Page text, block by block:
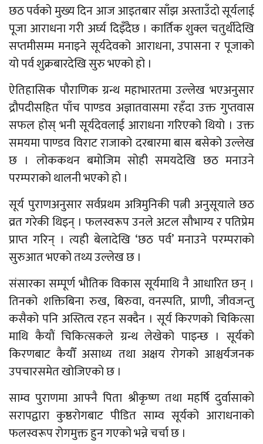
छठ पर्वको मुख्य दिन आज आइतबार साँझ अस्ताउँदो सूर्यलाई
पूजा आराधना गरी अर्घ्य दिइँदैछ । कार्तिक शुक्ल चतुर्थीदेखि
सप्तमीसम्म मनाइने सूर्यदेवको आराधना, उपासना र पूजाको
यो पर्व शुक्रबारदेखि सुरु भएको हो ।
ऐतिहासिक पौराणिक ग्रन्थ महाभारतमा उल्लेख भएअनुसार
द्रौपदीसहित पाँच पाण्डव अज्ञातवासमा रहँदा उक्त गुप्तवास
सफल होस् भनी सूर्यदेवलाई आराधना गरिएको थियो । उक्त
समयमा पाण्डव विराट राजाको दरबारमा बास बसेको उल्लेख
छ । लोककथन बमोजिम सोही समयदेखि छठ मनाउने
परम्पराको थालनी भएको हो ।
सूर्य पुराणअनुसार सर्वप्रथम अत्रिमुनिकी पत्नी अनुसूयाले छठ
व्रत गरेकी थिइन् । फलस्वरूप उनले अटल सौभाग्य र पतिप्रेम
प्राप्त गरिन् । त्यही बेलादेखि ‘छठ पर्व’ मनाउने परम्पराको
सुरुआत भएको तथ्य उल्लेख छ ।
संसारका सम्पूर्ण भौतिक विकास सूर्यमाथि नै आधारित छन् ।
तिनको शक्तिबिना रुख, बिरुवा, वनस्पति, प्राणी, जीवजन्तु
कसैको पनि अस्तित्व रहन सक्दैन । सूर्य किरणको चिकित्सा
माथि कैयाैं चिकित्सकले ग्रन्थ लेखेको पाइन्छ । सूर्यको
किरणबाट कैयौँ असाध्य तथा अक्षय रोगको आश्चर्यजनक
उपचारसमेत खोजिएको छ ।
साम्व पुराणमा आफ्नै पिता श्रीकृष्ण तथा महर्षि दुर्वासाको
सरापद्वारा कुष्ठरोगबाट पीडित साम्व सूर्यको आराधनाको
फलस्वरूप रोगमुक्त हुन गएको भन्ने चर्चा छ ।